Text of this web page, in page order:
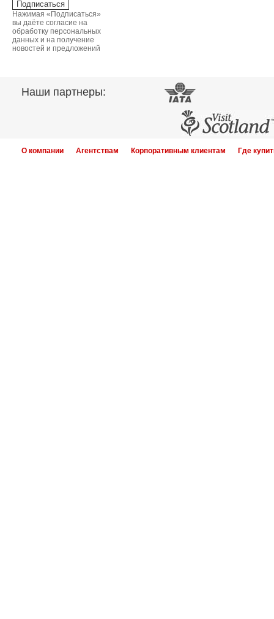
Нажимая «Подписаться»
вы даёте согласие на
обработку персональных
данных и на получение
новостей и предложений
Наши партнеры:
О компании Агентствам Корпоративным клиентам Где